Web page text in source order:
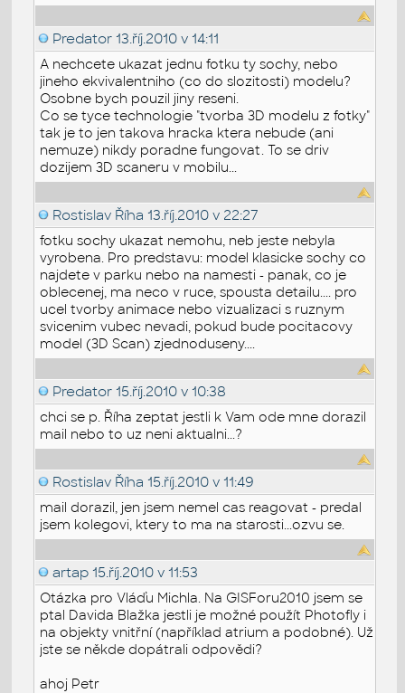
Predator 13.říj.2010 v 14:11
A nechcete ukazat jednu fotku ty sochy, nebo
jineho ekvivalentniho (co do slozitosti) modelu?
Osobne bych pouzil jiny reseni.
Co se tyce technologie "tvorba 3D modelu z fotky"
tak je to jen takova hracka ktera nebude (ani
nemuze) nikdy poradne fungovat. To se driv
dozijem 3D scaneru v mobilu...
Rostislav Říha 13.říj.2010 v 22:27
fotku sochy ukazat nemohu, neb jeste nebyla
vyrobena. Pro predstavu: model klasicke sochy co
najdete v parku nebo na namesti - panak, co je
oblecenej, ma neco v ruce, spousta detailu.... pro
ucel tvorby animace nebo vizualizaci s ruznym
svicenim vubec nevadi, pokud bude pocitacovy
model (3D Scan) zjednoduseny....
Predator 15.říj.2010 v 10:38
chci se p. Říha zeptat jestli k Vam ode mne dorazil
mail nebo to uz neni aktualni...?
Rostislav Říha 15.říj.2010 v 11:49
mail dorazil, jen jsem nemel cas reagovat - predal
jsem kolegovi, ktery to ma na starosti...ozvu se.
artap 15.říj.2010 v 11:53
Otázka pro Vláďu Michla. Na GISForu2010 jsem se
ptal Davida Blažka jestli je možné použít Photofly i
na objekty vnitřní (například atrium a podobné). Už
jste se někde dopátrali odpovědi?
ahoj Petr